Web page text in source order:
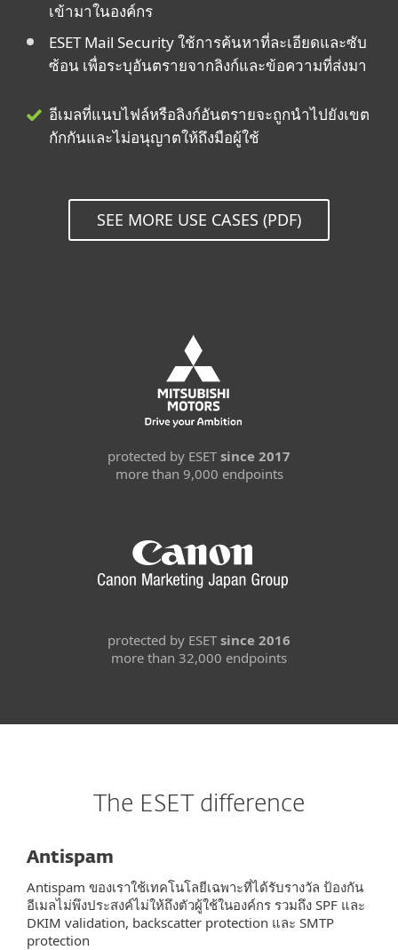
เข้ามาในองค์กร
ESET Mail Security ใช้การค้นหาที่ละเอียดและซับ
ซ้อน เพื่อระบุอันตรายจากลิงก์และข้อความที่ส่งมา
อีเมลที่แนบไฟล์หรือลิงก์อันตรายจะถูกนำไปยังเขต
กักกันและไม่อนุญาตให้ถึงมือผู้ใช้
SEE MORE USE CASES (PDF)
protected by ESET since 2017
more than 9,000 endpoints
protected by ESET since 2016
more than 32,000 endpoints
The ESET difference
Antispam
Antispam ของเราใช้เทคโนโลยีเฉพาะที่ได้รับรางวัล ป้องกัน
อีเมลไม่พึงประสงค์ไม่ให้ถึงตัวผู้ใช้ในองค์กร รวมถึง SPF และ
DKIM validation, backscatter protection และ SMTP
protection